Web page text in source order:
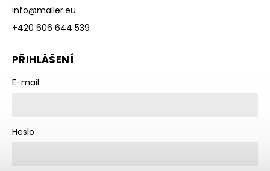
info@maller.eu
+420 606 644 539
PŘIHLÁŠENÍ
E-mail
Heslo